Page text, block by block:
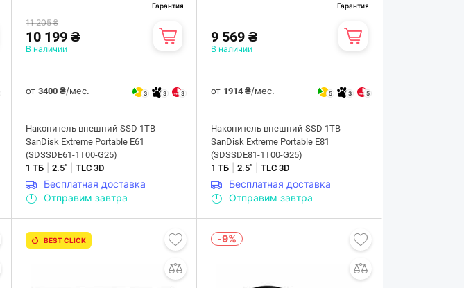
Гарантия
11 205 ₴
10 199 ₴
В наличии
от3400 ₴/мес. 3 3 3
Накопитель внешний SSD 1TB
SanDisk Extreme Portable E61
(SDSSDE61-1T00-G25)
1 ТБ |2.5" |TLC 3D
Бесплатная доставка
Отправим завтра
Гарантия
9 569 ₴
В наличии
от 1914 ₴/мес. 5 3 5
Накопитель внешний SSD 1TB
SanDisk Extreme Portable E81
(SDSSDE81-1T00-G25)
1 ТБ |2.5" |TLC 3D
Бесплатная доставка
Отправим завтра
BEST CLICK -9%